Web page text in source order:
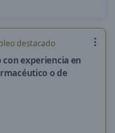
destacado
experiencia en
o de